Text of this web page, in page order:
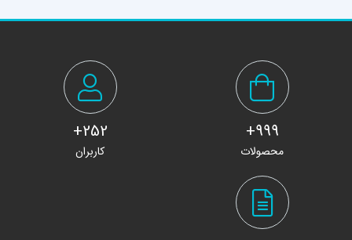
999+
محصولات
252+
کاربران